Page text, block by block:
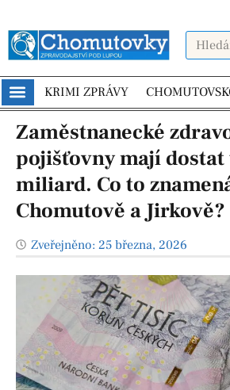
KRIMI ZPRÁVY
Zaměstnanecké
pojišťovny mají
miliard. Co to
Chomutově a Jirkově?
Zveřejněno: 25 března, 2026